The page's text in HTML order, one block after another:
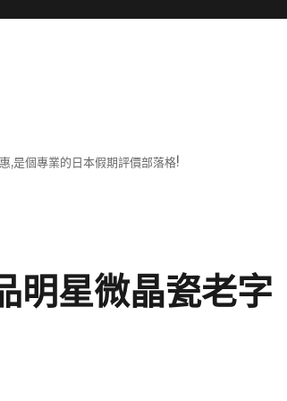
,是個專業的日本假期評價部落格!
明星微晶瓷老字